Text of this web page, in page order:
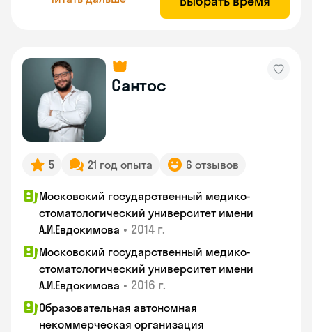
Сантос
5 21 год опыта 6 отзывов
Московский государственный медико-
стоматологический университет имени
А.И.Евдокимова • 2014 г.
Московский государственный медико-
стоматологический университет имени
А.И.Евдокимова • 2016 г.
Образовательная автономная
некоммерческая организация